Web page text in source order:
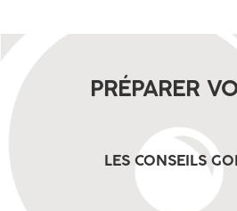
PRÉPARER
LES CONSEILS